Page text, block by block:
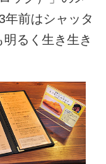
年前はシャッタ
るく生き生き